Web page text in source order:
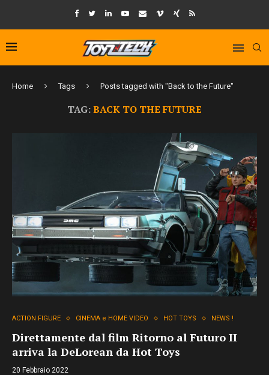
Home Tags Posts tagged with "Back to the Future"
TAG:BACK TO THE FUTURE
ACTION FIGURE CINEMA e HOME VIDEO HOT TOYS NEWS !
Direttamente dal film Ritorno al Futuro II
arriva la DeLorean da Hot Toys
20 Febbraio 2022